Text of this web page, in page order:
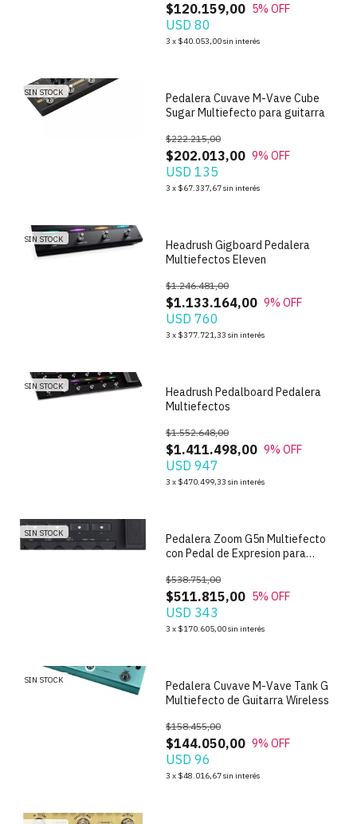
$120.159,00 5% OFF
USD 80
3 x $40.053,00sin interés
SIN STOCK
Pedalera Cuvave M-Vave Cube
Sugar Multiefecto para guitarra
$202.013,00
$222.215,00
9% OFF
USD 135
3 x $67.337,67sin interés
SIN STOCK
Headrush Gigboard Pedalera
Multiefectos Eleven
$1.133.164,00
$1.246.481,00
9% OFF
USD 760
3 x $377.721,33 sin interés
SIN STOCK
Headrush Pedalboard Pedalera
Multiefectos
$1.411.498,00
$1.552.648,00
9% OFF
USD 947
3 x $470.499,33 sin interés
SIN STOCK
Pedalera Zoom G5n Multiefecto
con Pedal de Expresion para
$511.815,00
$538.751,00
5% OFF
USD 343
3 x $170.605,00sin interés
SIN STOCK
Pedalera Cuvave M-Vave Tank G
Multiefecto de Guitarra Wireless
$144.050,00
$158.455,00
9% OFF
USD 96
3 x $48.016,67sin interés